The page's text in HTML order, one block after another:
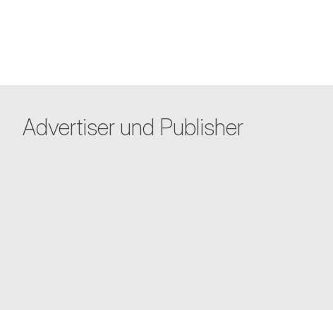
Advertiser und Publisher